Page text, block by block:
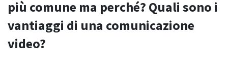
più comune ma perché? Quali sono i
vantiaggi di una comunicazione
video?